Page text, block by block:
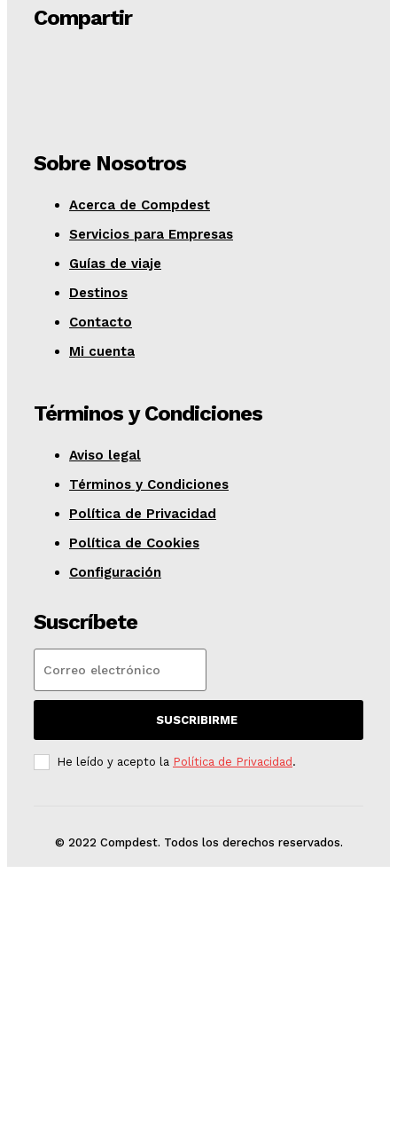
Compartir
Sobre Nosotros
Acerca de Compdest
Servicios para Empresas
Guías de viaje
Destinos
Contacto
Mi cuenta
Términos y Condiciones
Aviso legal
Términos y Condiciones
Política de Privacidad
Política de Cookies
Configuración
Suscríbete
SUSCRIBIRME
He leído y acepto la Política de Privacidad.
© 2022 Compdest. Todos los derechos reservados.